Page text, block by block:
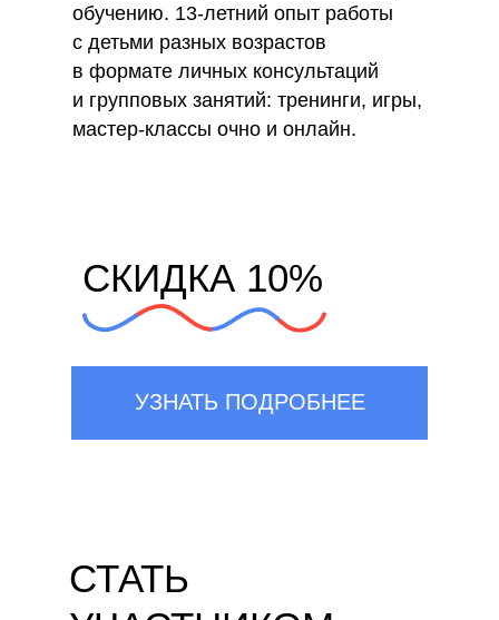
обучению. 13-летний опыт работы
с детьми разных возрастов
в формате личных консультаций
и групповых занятий: тренинги, игры,
мастер-классы очно и онлайн.
СКИДКА 10%
УЗНАТЬ ПОДРОБНЕЕ
СТАТЬ